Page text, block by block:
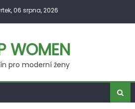
06 srpna, 2026
WOMEN
pro moderní ženy